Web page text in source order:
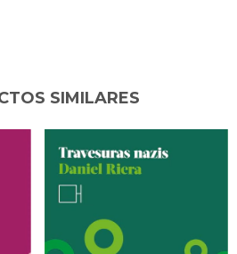
SIMILARES